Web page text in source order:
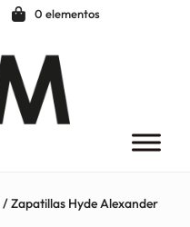
0 elementos
/ Zapatillas Hyde Alexander